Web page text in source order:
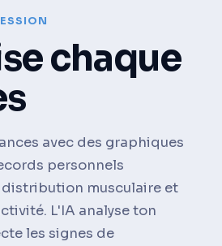
chaque
avec des graphiques
personnels
musculaire et
L'IA analyse ton
les signes de